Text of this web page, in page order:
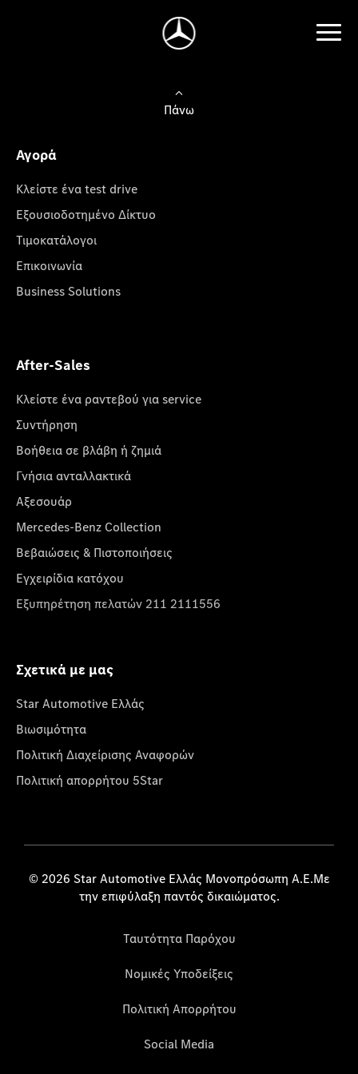
Πάνω
Αγορά
Κλείστε ένα test drive
Εξουσιοδοτημένο Δίκτυο
Τιμοκατάλογοι
Επικοινωνία
Business Solutions
After-Sales
Κλείστε ένα ραντεβού για service
Συντήρηση
Βοήθεια σε βλάβη ή ζημιά
Γνήσια ανταλλακτικά
Αξεσουάρ
Mercedes-Benz Collection
Βεβαιώσεις & Πιστοποιήσεις
Εγχειρίδια κατόχου
Εξυπηρέτηση πελατών 211 2111556
Σχετικά με μας
Star Automotive Ελλάς
Βιωσιμότητα
Πολιτική Διαχείρισης Αναφορών
Πολιτική απορρήτου 5Star
© 2026 Star Automotive Ελλάς Μονοπρόσωπη Α.Ε.Με
την επιφύλαξη παντός δικαιώματος.
Ταυτότητα Παρόχου
Νομικές Υποδείξεις
Πολιτική Απορρήτου
Social Media